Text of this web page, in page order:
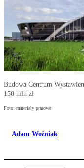
Budowa Centrum
150 mln zł
Foto: materiały prasowe
Adam Woźniak